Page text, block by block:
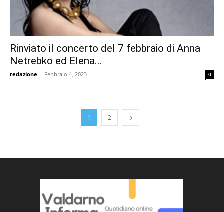
Rinviato il concerto del 7 febbraio di Anna
Netrebko ed Elena...
redazione - Febbraio 4, 2023 0
1 2